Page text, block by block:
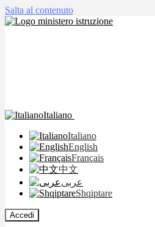
Salta al contenuto
Italiano
Italiano
English
Français
中文
عربى
Shqiptare
Accedi